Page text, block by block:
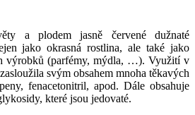
a plodem jasně červené dužnaté
jako okrasná rostlina, ale také jako
výrobků (parfémy, mýdla, …). Využití v
svým obsahem mnoha těkavých
fenacetonitril, apod. Dále obsahuje
které jsou jedovaté.